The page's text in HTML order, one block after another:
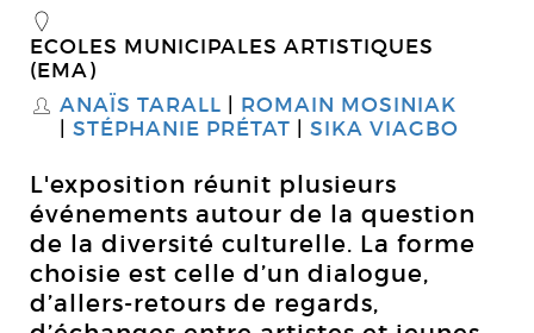
_
ECOLES MUNICIPALES ARTISTIQUES
(EMA)
S ANAÏS TARALL
ROMAIN MOSINIAK
STÉPHANIE PRÉTAT
SIKA VIAGBO
L'exposition réunit plusieurs
événements autour de la question
de la diversité culturelle. La forme
choisie est celle d’un dialogue,
d’allers-retours de regards,